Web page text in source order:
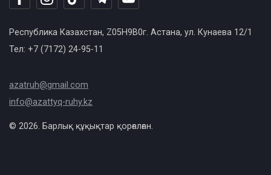
Республика Казахстан, Z05H9B0г. Астана, ул. Кунаева 12/1
Тел: +7 (7172) 24-95-11
azatruh@gmail.com
info@azattyq-ruhy.kz
© 2026. Барлық құқықтар қорғалған.